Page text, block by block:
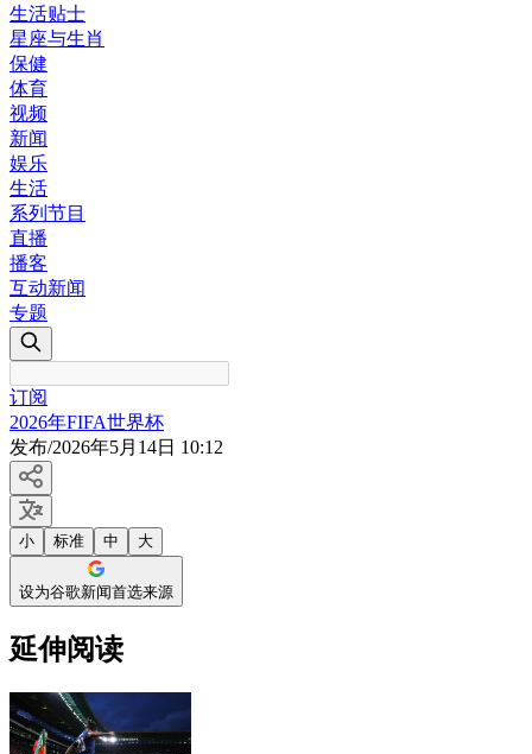
生活贴士
星座与生肖
保健
体育
视频
新闻
娱乐
生活
系列节目
直播
播客
互动新闻
专题
订阅
2026年FIFA世界杯
发布/2026年5月14日 10:12
小 标准 中 大
设为谷歌新闻首选来源
延伸阅读